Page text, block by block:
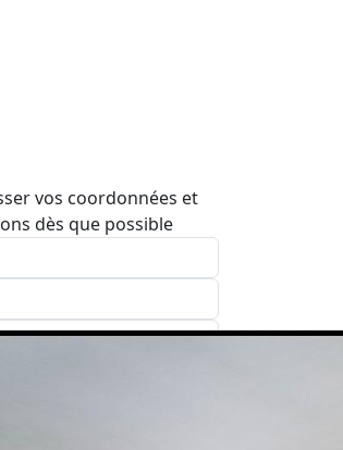
vos coordonnées et
dès que possible